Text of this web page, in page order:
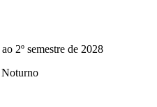
2º semestre de 2028